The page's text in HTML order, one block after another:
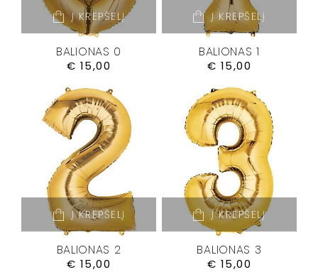
Į KREPŠELĮ
BALIONAS 0
€ 15,00
Į KREPŠELĮ
BALIONAS 1
€ 15,00
Į KREPŠELĮ
BALIONAS 2
€ 15,00
Į KREPŠELĮ
BALIONAS 3
€ 15,00